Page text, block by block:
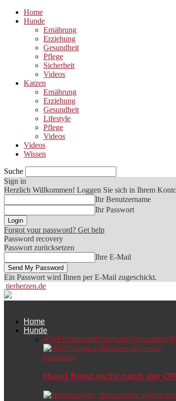
Home
Hunde
Ernährung
Erziehung
Gesundheit
Pflege
Sicherheit
Videos
Katzen
Ernährung
Erziehung
Gesundheit
Lifestyle
Pflege
Videos
Videos
Wissen
Suche
Sign in
Herzlich Willkommen! Loggen Sie sich in Ihrem
Ihr Benutzername
Ihr Passwort
Forgot your password? Get help
Password recovery
Passwort zurücksetzen
Ihre E-Mail
Ein Passwort wird Ihnen per E-Mail zugeschickt.
tierherzen.de
Home
Hunde
Alle Ernährung ErziehungGesundheit
Ernährung
Hund frisst nicht nach der